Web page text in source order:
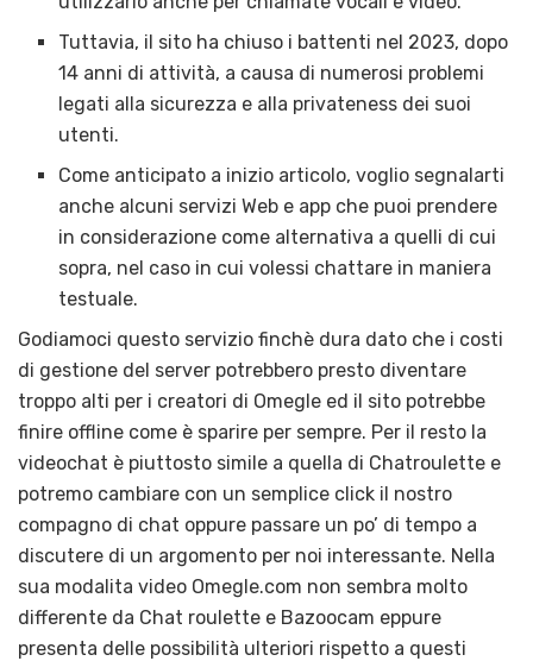
Tuttavia, il sito ha chiuso i battenti nel 2023, dopo
14 anni di attività, a causa di numerosi problemi
legati alla sicurezza e alla privateness dei suoi
utenti.
Come anticipato a inizio articolo, voglio segnalarti
anche alcuni servizi Web e app che puoi prendere
in considerazione come alternativa a quelli di cui
sopra, nel caso in cui volessi chattare in maniera
testuale.
Godiamoci questo servizio finchè dura dato che i costi
di gestione del server potrebbero presto diventare
troppo alti per i creatori di Omegle ed il sito potrebbe
finire offline come è sparire per sempre. Per il resto la
videochat è piuttosto simile a quella di Chatroulette e
potremo cambiare con un semplice click il nostro
compagno di chat oppure passare un po’ di tempo a
discutere di un argomento per noi interessante. Nella
sua modalita video Omegle.com non sembra molto
differente da Chat roulette e Bazoocam eppure
presenta delle possibilità ulteriori rispetto a questi